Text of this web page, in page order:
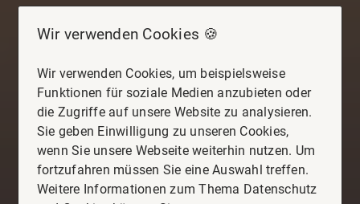
Wir verwenden Cookies 🍪
Wir verwenden Cookies, um beispielsweise
Funktionen für soziale Medien anzubieten oder
die Zugriffe auf unsere Website zu analysieren.
Sie geben Einwilligung zu unseren Cookies,
wenn Sie unsere Webseite weiterhin nutzen. Um
fortzufahren müssen Sie eine Auswahl treffen.
Weitere Informationen zum Thema Datenschutz